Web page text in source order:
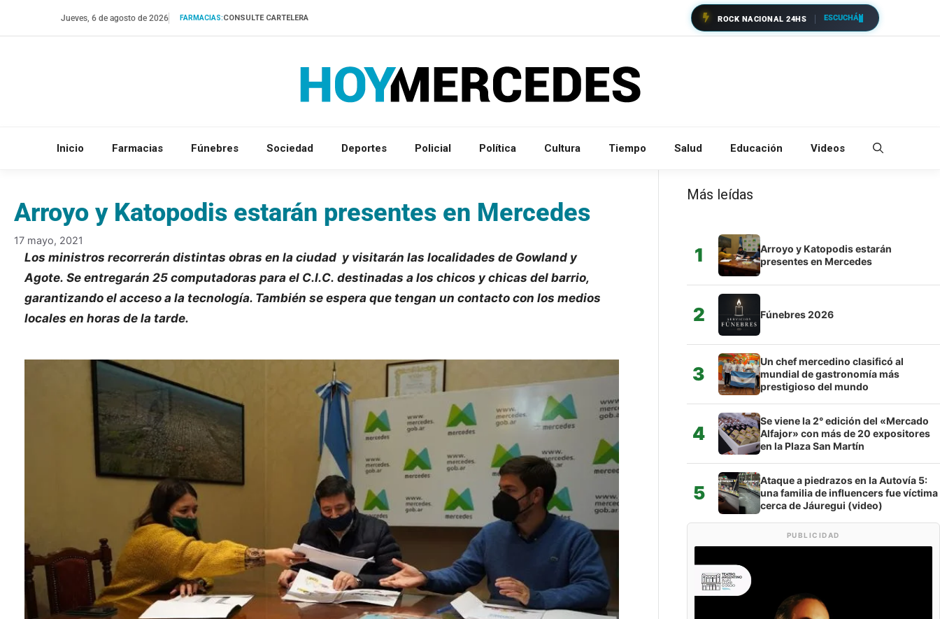
Jueves, 6 de agosto de 2026 FARMACIAS:CONSULTE CARTELERA ROCK NACIONAL 24HS ESCUCHÁ
Inicio Farmacias Fúnebres Sociedad Deportes Policial Política Cultura Tiempo Salud Educación Videos
Arroyo y Katopodis estarán presentes en Mercedes
17 mayo, 2021
Los ministros recorrerán distintas obras en la ciudad y visitarán las localidades de Gowland y
Agote. Se entregarán 25 computadoras para el C.I.C. destinadas a los chicos y chicas del barrio,
garantizando el acceso a la tecnología. También se espera que tengan un contacto con los medios
locales en horas de la tarde.
Más leídas
1
Arroyo y Katopodis estarán
presentes en Mercedes
2 Fúnebres 2026
3
Un chef mercedino clasificó al
mundial de gastronomía más
prestigioso del mundo
4
Se viene la 2° edición del «Mercado
Alfajor» con más de 20 expositores
en la Plaza San Martín
5
Ataque a piedrazos en la Autovía 5:
una familia de influencers fue víctima
cerca de Jáuregui (video)
PUBLICIDAD